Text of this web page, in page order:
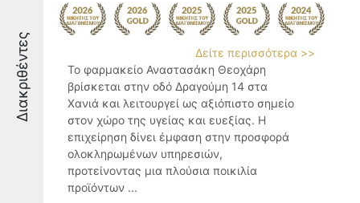
Διακριθέντες
Δείτε περισσότερα >>
Το φαρμακείο Αναστασάκη Θεοχάρη
βρίσκεται στην οδό Δραγούμη 14 στα
Χανιά και λειτουργεί ως αξιόπιστο σημείο
στον χώρο της υγείας και ευεξίας. Η
επιχείρηση δίνει έμφαση στην προσφορά
ολοκληρωμένων υπηρεσιών,
προτείνοντας μια πλούσια ποικιλία
προϊόντων ...